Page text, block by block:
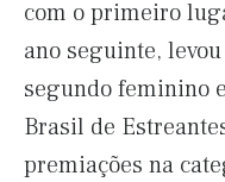
com o primeiro
ano seguinte,
segundo feminino
Brasil de
premiações na